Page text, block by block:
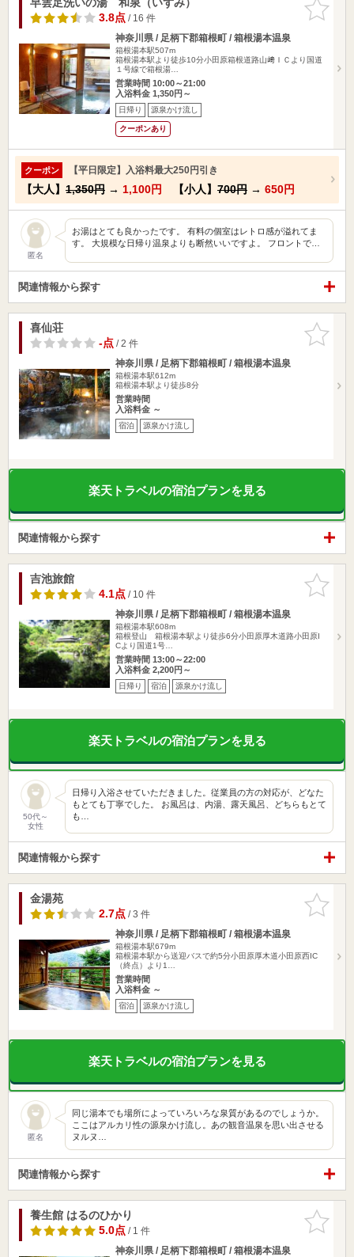
りに追加
3.8点/ 16 件
神奈川県 / 足柄下郡箱根町 / 箱根湯本温泉
箱根湯本駅507m
箱根湯本駅より徒歩10分小田原箱根道路山﨑ＩＣより国道
１号線で箱根湯…
営業時間 10:00～21:00
入浴料金 1,350円～
日帰り 源泉かけ流し
クーポンあり
クーポン 【平日限定】入浴料最大250円引き
【大人】 1,350円 → 1,100円 【小人】 700円 → 650円
匿名
お湯はとても良かったです。 有料の個室はレトロ感が溢れてま
す。 大規模な日帰り温泉よりも断然いいですよ。 フロントで…
関連情報から探す
お気に入
りに追加
喜仙荘
-点/ 2 件
神奈川県 / 足柄下郡箱根町 / 箱根湯本温泉
箱根湯本駅612m
箱根湯本駅より徒歩8分
営業時間
入浴料金 ～
宿泊 源泉かけ流し
楽天トラベルの宿泊プランを見る
関連情報から探す
お気に入
りに追加
吉池旅館
4.1点/ 10 件
神奈川県 / 足柄下郡箱根町 / 箱根湯本温泉
箱根湯本駅608m
箱根登山 箱根湯本駅より徒歩6分小田原厚木道路小田原I
Cより国道1号…
営業時間 13:00～22:00
入浴料金 2,200円～
日帰り 宿泊 源泉かけ流し
楽天トラベルの宿泊プランを見る
50代～
女性
日帰り入浴させていただきました。従業員の方の対応が、どなた
もとても丁寧でした。 お風呂は、内湯、露天風呂、どちらもとて
も…
関連情報から探す
お気に入
りに追加
金湯苑
2.7点/ 3 件
神奈川県 / 足柄下郡箱根町 / 箱根湯本温泉
箱根湯本駅679m
箱根湯本駅から送迎バスで約5分小田原厚木道小田原西IC
（終点）より1…
営業時間
入浴料金 ～
宿泊 源泉かけ流し
楽天トラベルの宿泊プランを見る
匿名
同じ湯本でも場所によっていろいろな泉質があるのでしょうか。
ここはアルカリ性の源泉かけ流し。あの観音温泉を思い出させる
ヌルヌ…
関連情報から探す
お気に入
りに追加
養生館 はるのひかり
5.0点/ 1 件
神奈川県 / 足柄下郡箱根町 / 箱根湯本温泉